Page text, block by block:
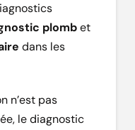
plombet
dans les
n’est pas
le diagnostic